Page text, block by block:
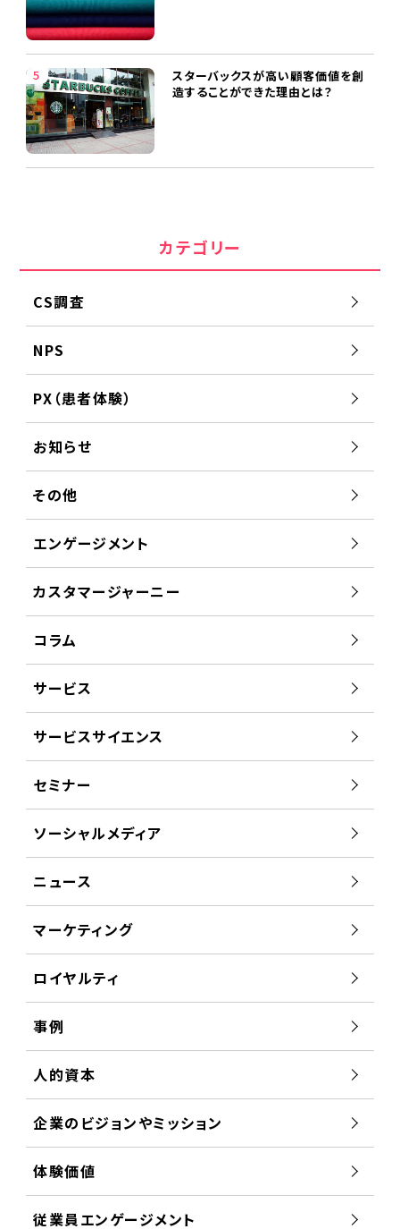
スターバックスが高い顧客価値を創
造することができた理由とは？
カテゴリー
CS調査
NPS
PX（患者体験）
お知らせ
その他
エンゲージメント
カスタマージャーニー
コラム
サービス
サービスサイエンス
セミナー
ソーシャルメディア
ニュース
マーケティング
ロイヤルティ
事例
人的資本
企業のビジョンやミッション
体験価値
従業員エンゲージメント